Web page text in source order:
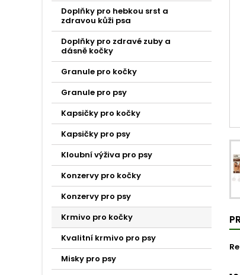
Doplňky pro hebkou srst a
zdravou kůži psa
Doplňky pro zdravé zuby a
dásně kočky
Granule pro kočky
Granule pro psy
Kapsičky pro kočky
Kapsičky pro psy
Kloubní výživa pro psy
Konzervy pro kočky
Konzervy pro psy
Krmivo pro kočky
Kvalitní krmivo pro psy
Misky pro psy